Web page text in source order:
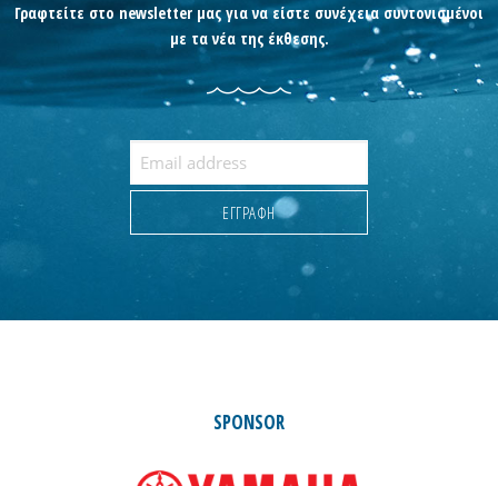
Γραφτείτε στο newsletter μας για να είστε συνέχεια συντονισμένοι
με τα νέα της έκθεσης.
SPONSOR